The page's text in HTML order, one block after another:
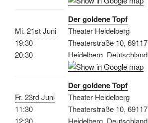
Mi. 21st Juni
19:30
20:30
Der goldene Topf
Theater Heidelberg
Theaterstraße 10, 69117
Heidelberg, Deutschland
Fr. 23rd Juni
11:30
12:30
Der goldene Topf
Theater Heidelberg
Theaterstraße 10, 69117
Heidelberg, Deutschland